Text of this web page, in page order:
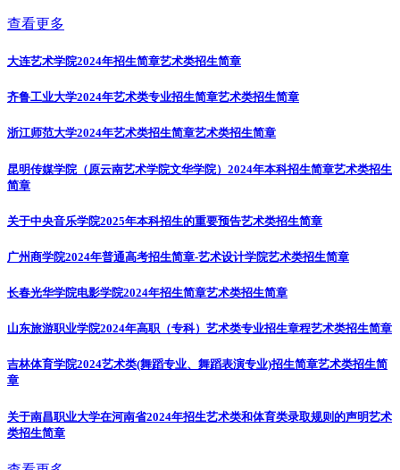
查看更多
大连艺术学院2024年招生简章艺术类招生简章
齐鲁工业大学2024年艺术类专业招生简章艺术类招生简章
浙江师范大学2024年艺术类招生简章艺术类招生简章
昆明传媒学院（原云南艺术学院文华学院）2024年本科招生简章艺术类招生
简章
关于中央音乐学院2025年本科招生的重要预告艺术类招生简章
广州商学院2024年普通高考招生简章-艺术设计学院艺术类招生简章
长春光华学院电影学院2024年招生简章艺术类招生简章
山东旅游职业学院2024年高职（专科）艺术类专业招生章程艺术类招生简章
吉林体育学院2024艺术类(舞蹈专业、舞蹈表演专业)招生简章艺术类招生简
章
关于南昌职业大学在河南省2024年招生艺术类和体育类录取规则的声明艺术
类招生简章